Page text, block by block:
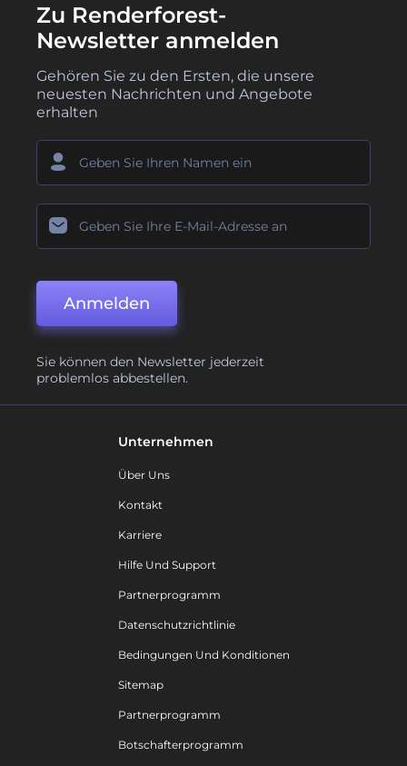
Zu Renderforest-
Newsletter anmelden
Gehören Sie zu den Ersten, die unsere
neuesten Nachrichten und Angebote
erhalten
Anmelden
Sie können den Newsletter jederzeit
problemlos abbestellen.
Unternehmen
Über Uns
Kontakt
Karriere
Hilfe Und Support
Partnerprogramm
Datenschutzrichtlinie
Bedingungen Und Konditionen
Sitemap
Partnerprogramm
Botschafterprogramm